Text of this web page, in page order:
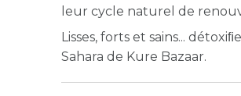
leur cycle naturel de
Lisses, forts et sains...
Sahara de Kure Bazaar.